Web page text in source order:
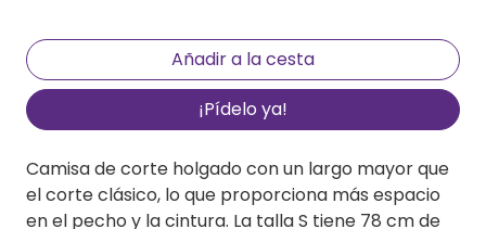
¡Pídelo ya!
Camisa de corte holgado con un largo mayor que
el corte clásico, lo que proporciona más espacio
en el pecho y la cintura. La talla S tiene 78 cm de